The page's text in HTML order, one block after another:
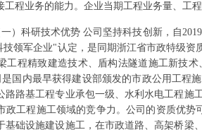
工程业务的能力。企业当期工程业务量、工
一）科研技术优势 公司坚持科技创新，自
领军企业"认定，是同期浙江省市政特级
工程精致建造技术、盾构法隧道施工新技
国内最早获得建设部颁发的市政公用工程
路路基工程专业承包一级、水利水电工程
政工程施工领域的竞争力。公司的资质优
基础设施建设施工，在市政道路、高架桥